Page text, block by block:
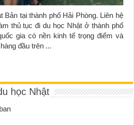
Bản tại thành phố Hải Phòng. Liên hệ
thủ tục đi du học Nhật ở thành phố
gia có nền kinh tế trọng điểm và
đầu trên ...
học Nhật